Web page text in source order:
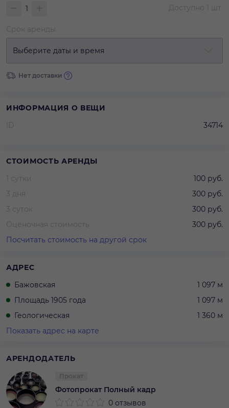
Доступно 1 шт.
Срок аренды
Выберите даты и время
Нет доставки
ИНФОРМАЦИЯ О ВЕЩИ
ID
34714
СТОИМОСТЬ АРЕНДЫ
1 сутки
100 руб.
3 дня
300 руб.
3 суток
300 руб.
Оценочная стоимость
300 руб.
Посчитать стоимость на другой срок
АДРЕС
Бажовская
1 097 м
Площадь 1905 года
1 097 м
Геологическая
1 360 м
Показать адрес на карте
АРЕНДОДАТЕЛЬ
Фотопрокат Полный кадр
0 отзывов